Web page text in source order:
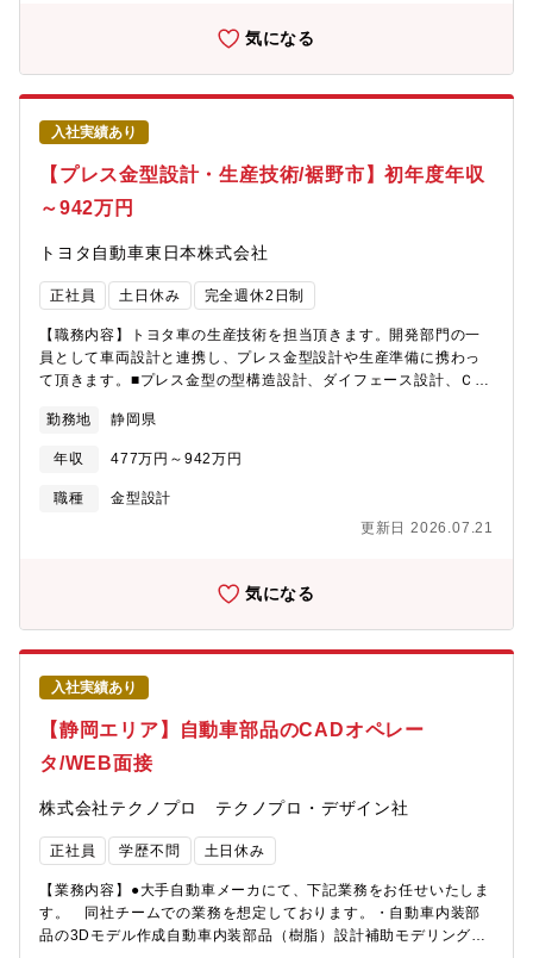
気になる
入社実績あり
【プレス金型設計・生産技術/裾野市】初年度年収
～942万円
トヨタ自動車東日本株式会社
正社員 土日休み 完全週休2日制
【職務内容】トヨタ車の生産技術を担当頂きます。開発部門の一
員として車両設計と連携し、プレス金型設計や生産準備に携わっ
て頂きます。■プレス金型の型構造設計、ダイフェース設計、ＣＡ
計とシミュレーションを行ない金型製作につなげ、また生産準備
として車両工場における生産上の評価・検証を行います。【魅
力】一枚の鋼板をクルマの製品としてプレス成形するには高度な
技術が求められます。仲間と協力し高品質、高意匠のプレス製品
勤務地 静岡県
年収 477万円～942万円
職種
金型設計
更新日 2026.07.21
気になる
入社実績あり
【静岡エリア】自動車部品のCADオペレー
タ/WEB面接
株式会社テクノプロ テクノプロ・デザイン社
正社員 学歴不問 土日休み
【業務内容】●大手自動車メーカにて、下記業務をお任せいたしま
す。 同社チームでの業務を想定しております。・自動車内装部
品の3Dモデル作成自動車内装部品（樹脂）設計補助モデリング